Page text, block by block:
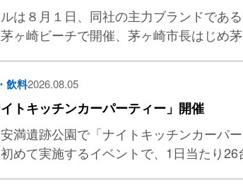
は８月１日、同社の主力ブランドであ
ヶ崎ビーチで開催、茅ヶ崎市長はじめ
飲料2026.08.05
トキッチンカーパーティー」開催
満遺跡公園で「ナイトキッチンカーパ
めて実施するイベントで、1日当たり